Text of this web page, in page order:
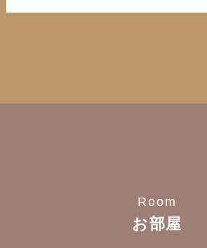
Room
お部屋